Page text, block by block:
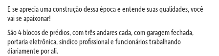
E se aprecia uma construção dessa época e entende suas qualidades, você
vai se apaixonar!
São 4 blocos de prédios, com três andares cada, com garagem fechada,
portaria eletrônica, sindico profissional e funcionários trabalhando
diariamente por ali.